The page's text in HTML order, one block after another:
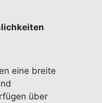
eine breite
über